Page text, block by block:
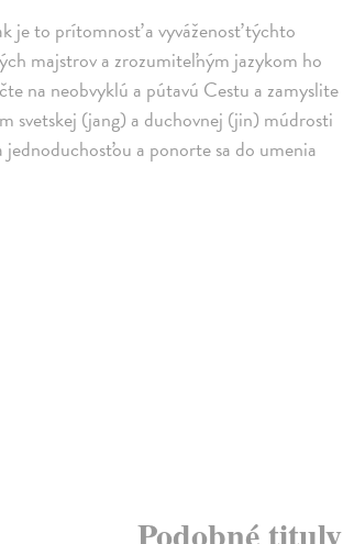
je to prítomnosť a vyváženosť týchto
majstrov a zrozumiteľným jazykom ho
na neobvyklú a pútavú Cestu a zamyslite
svetskej (jang) a duchovnej (jin) múdrosti
a ponorte sa do umenia
Podobné tituly